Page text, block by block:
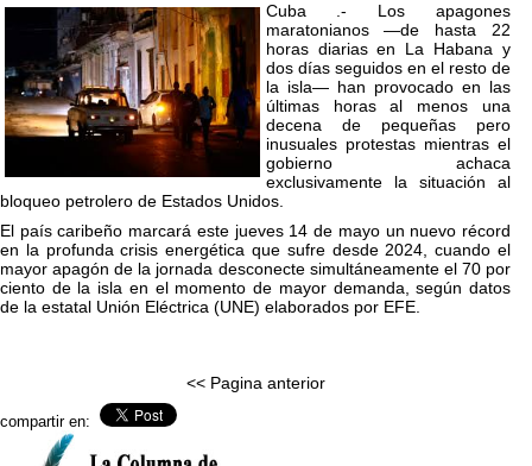
Cuba .- Los apagones
maratonianos —de hasta 22
horas diarias en La Habana y
dos días seguidos en el resto de
la isla— han provocado en las
últimas horas al menos una
decena de pequeñas pero
inusuales protestas mientras el
gobierno achaca
exclusivamente la situación al
bloqueo petrolero de Estados Unidos.
El país caribeño marcará este jueves 14 de mayo un nuevo récord
en la profunda crisis energética que sufre desde 2024, cuando el
mayor apagón de la jornada desconecte simultáneamente el 70 por
ciento de la isla en el momento de mayor demanda, según datos
de la estatal Unión Eléctrica (UNE) elaborados por EFE.
<< Pagina anterior
compartir en: